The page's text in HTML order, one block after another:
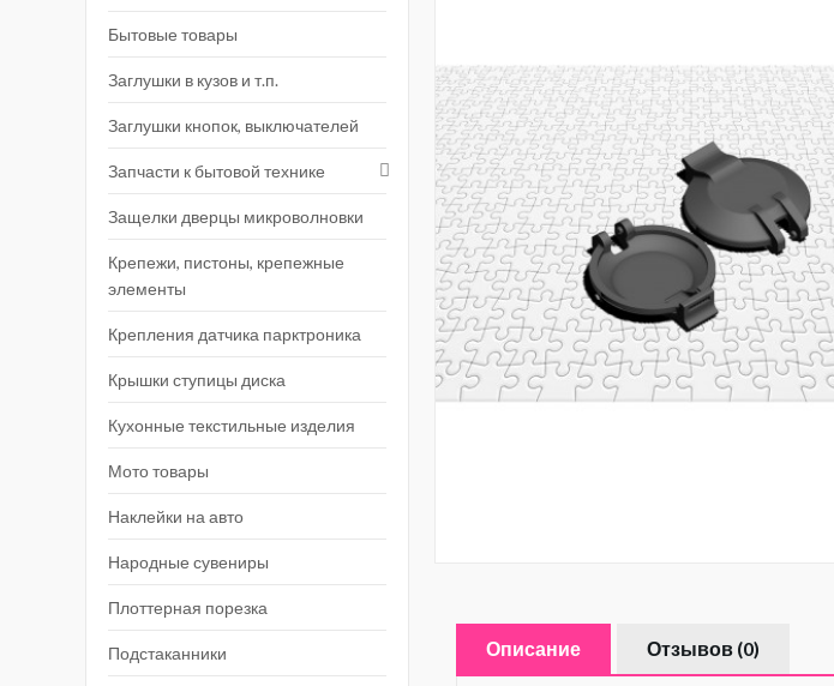
Бытовые товары
Заглушки в кузов и т.п.
Заглушки кнопок, выключателей
Запчасти к бытовой технике
Защелки дверцы микроволновки
Крепежи, пистоны, крепежные
элементы
Крепления датчика парктроника
Крышки ступицы диска
Кухонные текстильные изделия
Мото товары
Наклейки на авто
Народные сувениры
Плоттерная порезка
Подстаканники Описание Отзывов (0)